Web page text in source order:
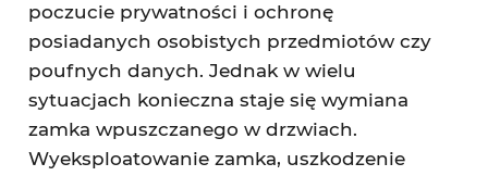
poczucie prywatności i ochronę
posiadanych osobistych przedmiotów czy
poufnych danych. Jednak w wielu
sytuacjach konieczna staje się wymiana
zamka wpuszczanego w drzwiach.
Wyeksploatowanie zamka, uszkodzenie